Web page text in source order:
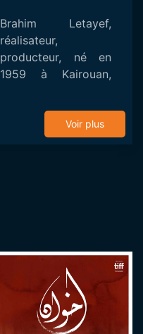
Brahim Letayef,
réalisateur,
producteur, né en
1959 à Kairouan,
sciences de la
communication à
Paris 1, il s’oriente
Voir plus